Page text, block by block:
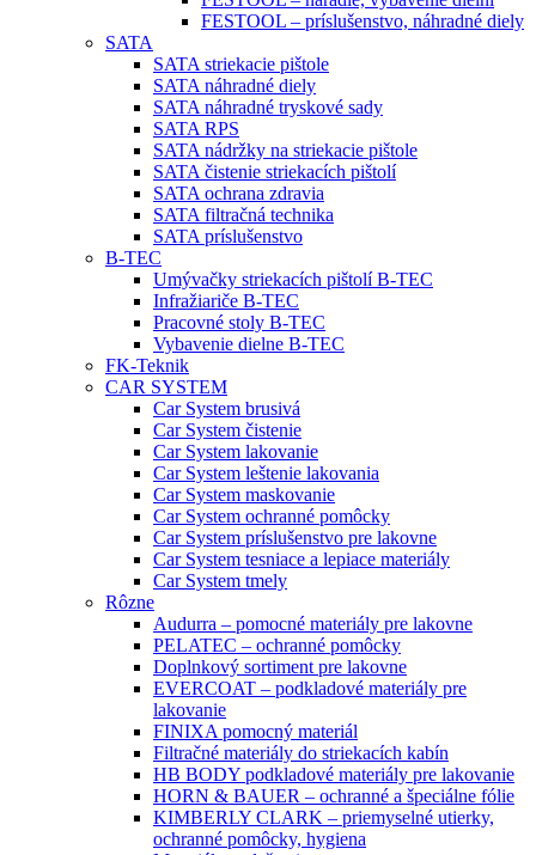
FESTOOL – príslušenstvo, náhradné diely
SATA
SATA striekacie pištole
SATA náhradné diely
SATA náhradné tryskové sady
SATA RPS
SATA nádržky na striekacie pištole
SATA čistenie striekacích pištolí
SATA ochrana zdravia
SATA filtračná technika
SATA príslušenstvo
B-TEC
Umývačky striekacích pištolí B-TEC
Infražiariče B-TEC
Pracovné stoly B-TEC
Vybavenie dielne B-TEC
FK-Teknik
CAR SYSTEM
Car System brusivá
Car System čistenie
Car System lakovanie
Car System leštenie lakovania
Car System maskovanie
Car System ochranné pomôcky
Car System príslušenstvo pre lakovne
Car System tesniace a lepiace materiály
Car System tmely
Rôzne
Audurra – pomocné materiály pre lakovne
PELATEC – ochranné pomôcky
Doplnkový sortiment pre lakovne
EVERCOAT – podkladové materiály pre
lakovanie
FINIXA pomocný materiál
Filtračné materiály do striekacích kabín
HB BODY podkladové materiály pre lakovanie
HORN & BAUER – ochranné a špeciálne fólie
KIMBERLY CLARK – priemyselné utierky,
ochranné pomôcky, hygiena